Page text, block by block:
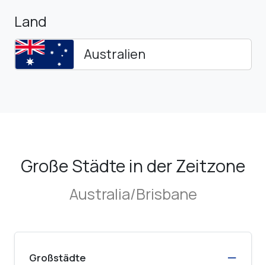
Land
Australien
Große Städte in der Zeitzone
Australia/Brisbane
Großstädte